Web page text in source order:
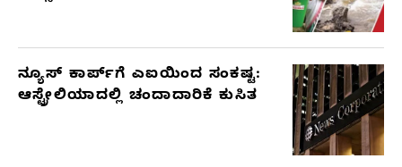
ನ್ಯೂಸ್ ಕಾರ್ಪ್‌ಗೆ ಎಐಯಿಂದ ಸಂಕಷ್ಟ:
ಆಸ್ಟ್ರೇಲಿಯಾದಲ್ಲಿ ಚಂದಾದಾರಿಕೆ ಕುಸಿತ